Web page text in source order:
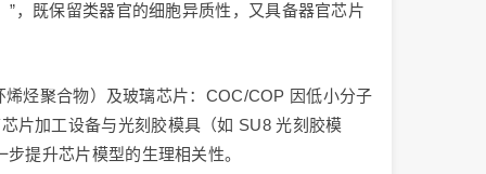
，既保留类器官的细胞异质性，又具备器官芯片
烃聚合物）及玻璃芯片：COC/COP 因低小分子
片加工设备与光刻胶模具（如 SU8 光刻胶模
提升芯片模型的生理相关性。